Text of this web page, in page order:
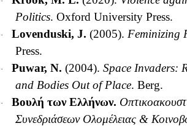
Politics. Oxford University Press.
· Lovenduski, J. (2005). Feminizing
Press.
· Puwar, N. (2004). Space Invaders:
and Bodies Out of Place. Berg.
· Βουλή των Ελλήνων.
Συνεδριάσεων Ολομέλειας &